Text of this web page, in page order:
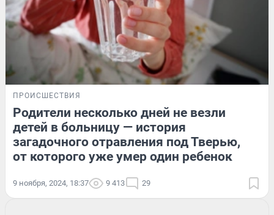
ПРОИСШЕСТВИЯ
Родители несколько дней не везли
детей в больницу — история
загадочного отравления под Тверью,
от которого уже умер один ребенок
9 ноября, 2024, 18:37 9 413 29